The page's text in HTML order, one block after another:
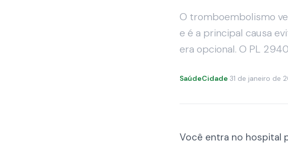
O tromboembolismo
e é a principal causa
era opcional. O PL
SaúdeCidade·31 de janeiro de
Você entra no hospital